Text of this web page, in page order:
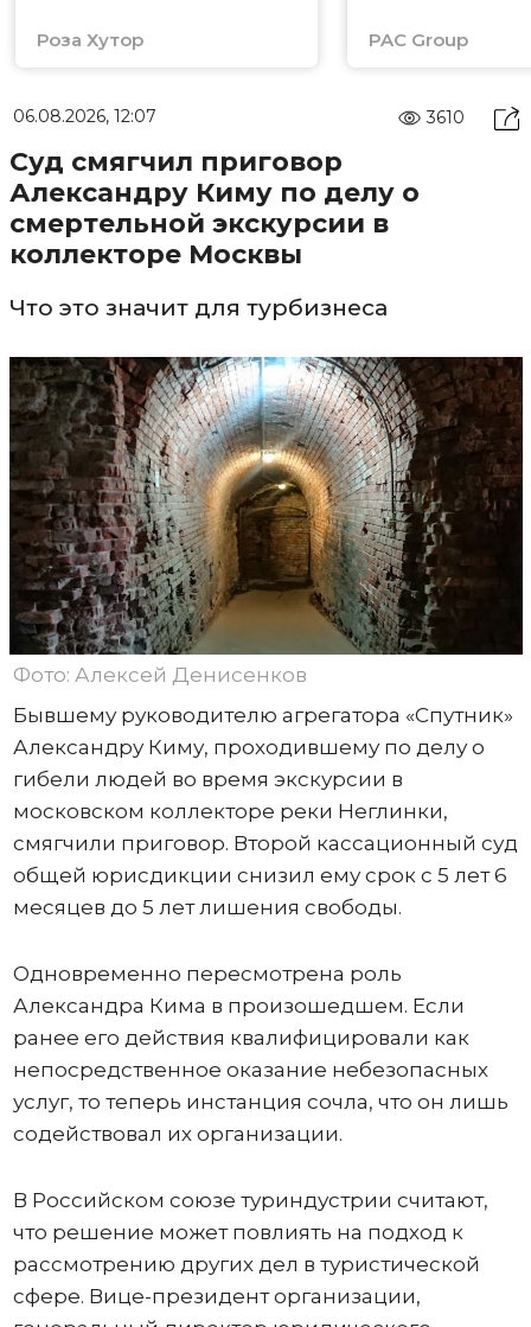
Роза Хутор PAC Group
06.08.2026, 12:07 3610
Суд смягчил приговор
Александру Киму по делу о
смертельной экскурсии в
коллекторе Москвы
Что это значит для турбизнеса
Фото: Алексей Денисенков
Бывшему руководителю агрегатора «Спутник»
Александру Киму, проходившему по делу о
гибели людей во время экскурсии в
московском коллекторе реки Неглинки,
смягчили приговор. Второй кассационный суд
общей юрисдикции снизил ему срок с 5 лет 6
месяцев до 5 лет лишения свободы.
Одновременно пересмотрена роль
Александра Кима в произошедшем. Если
ранее его действия квалифицировали как
непосредственное оказание небезопасных
услуг, то теперь инстанция сочла, что он лишь
содействовал их организации.
В Российском союзе туриндустрии считают,
что решение может повлиять на подход к
рассмотрению других дел в туристической
сфере. Вице-президент организации,